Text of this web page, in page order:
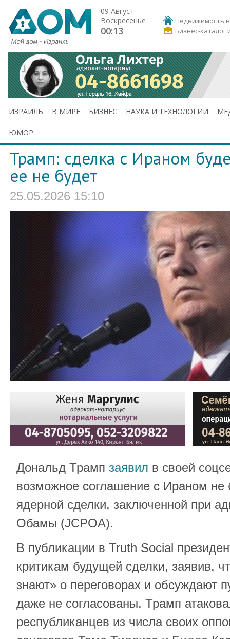
09 Август
Воскресенье
00:13
Недвижимость
Бизнес-каталог
ИЗРАИЛЬ В МИРЕ БИЗНЕС НАУКА И ТЕХНОЛОГИИ
ЮМОР
Трамп: сделка с Ираном
ее не будет
25.05.2026 15:10
Дональд Трамп заявил в своей
возможное соглашение с Ираном не
ядерной сделки, заключенной при
Обамы (JCPOA).
В публикации в Truth Social
критикам будущей сделки, заявив,
знают» о переговорах и обсуждают
даже не согласованы. Трамп
республиканцев из числа своих